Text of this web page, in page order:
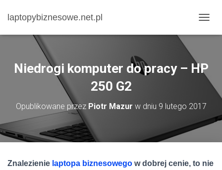
laptopybiznesowe.net.pl
R
Ł
Ą
A
W
I
J
Niedrogi komputer do pracy – HP
250 G2
Opublikowane przez Piotr Mazur w dniu 9 lutego 2017
Znalezienie laptopa biznesowego w dobrej cenie, to nie